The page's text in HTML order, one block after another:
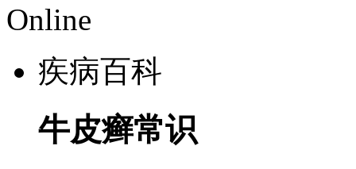
Online
疾病百科
牛皮癣常识